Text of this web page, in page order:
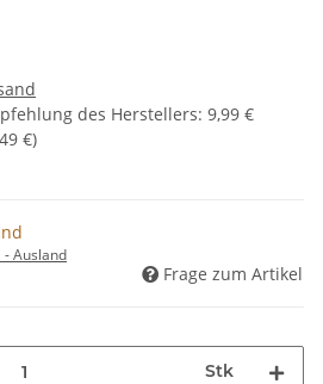
des Herstellers: 9,99 €
€)
- Ausland
Frage zum Artikel
Stk